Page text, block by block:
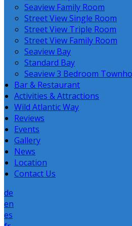
Seaview Family Room
Street View Single Room
Street View Triple Room
Street View Family Room
Seaview Bay
Standard Bay
Seaview 3 Bedroom
Bar & Restaurant
Activities & Attractions
Wild Atlantic Way
Reviews
Events
Gallery
News
Location
Contact Us
de
en
es